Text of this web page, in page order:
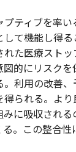
ティブを率い
て機能し得
た医療スト
的にリスク
利用の改善
られる。よ
に吸収され
。この整合性